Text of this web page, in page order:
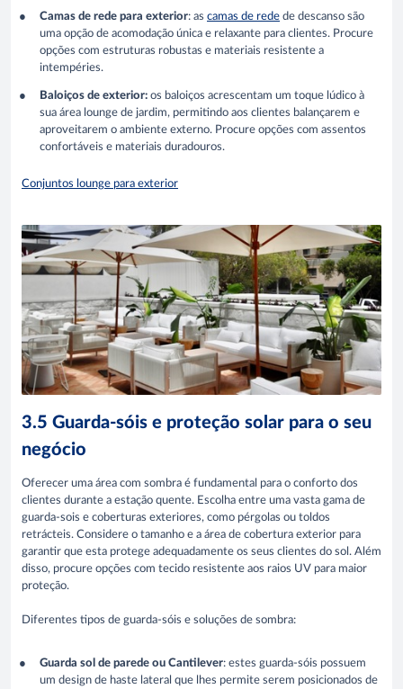
Camas de rede para exterior: as camas de rede de descanso são
uma opção de acomodação única e relaxante para clientes. Procure
opções com estruturas robustas e materiais resistente a
intempéries.
Baloiços de exterior: os baloiços acrescentam um toque lúdico à
sua área lounge de jardim, permitindo aos clientes balançarem e
aproveitarem o ambiente externo. Procure opções com assentos
confortáveis e materiais duradouros.
Conjuntos lounge para exterior
3.5 Guarda-sóis e proteção solar para o seu
negócio
Oferecer uma área com sombra é fundamental para o conforto dos
clientes durante a estação quente. Escolha entre uma vasta gama de
guarda-sois e coberturas exteriores, como pérgolas ou toldos
retrácteis. Considere o tamanho e a área de cobertura exterior para
garantir que esta protege adequadamente os seus clientes do sol. Além
disso, procure opções com tecido resistente aos raios UV para maior
proteção.
Diferentes tipos de guarda-sóis e soluções de sombra:
Guarda sol de parede ou Cantilever: estes guarda-sóis possuem
um design de haste lateral que lhes permite serem posicionados de